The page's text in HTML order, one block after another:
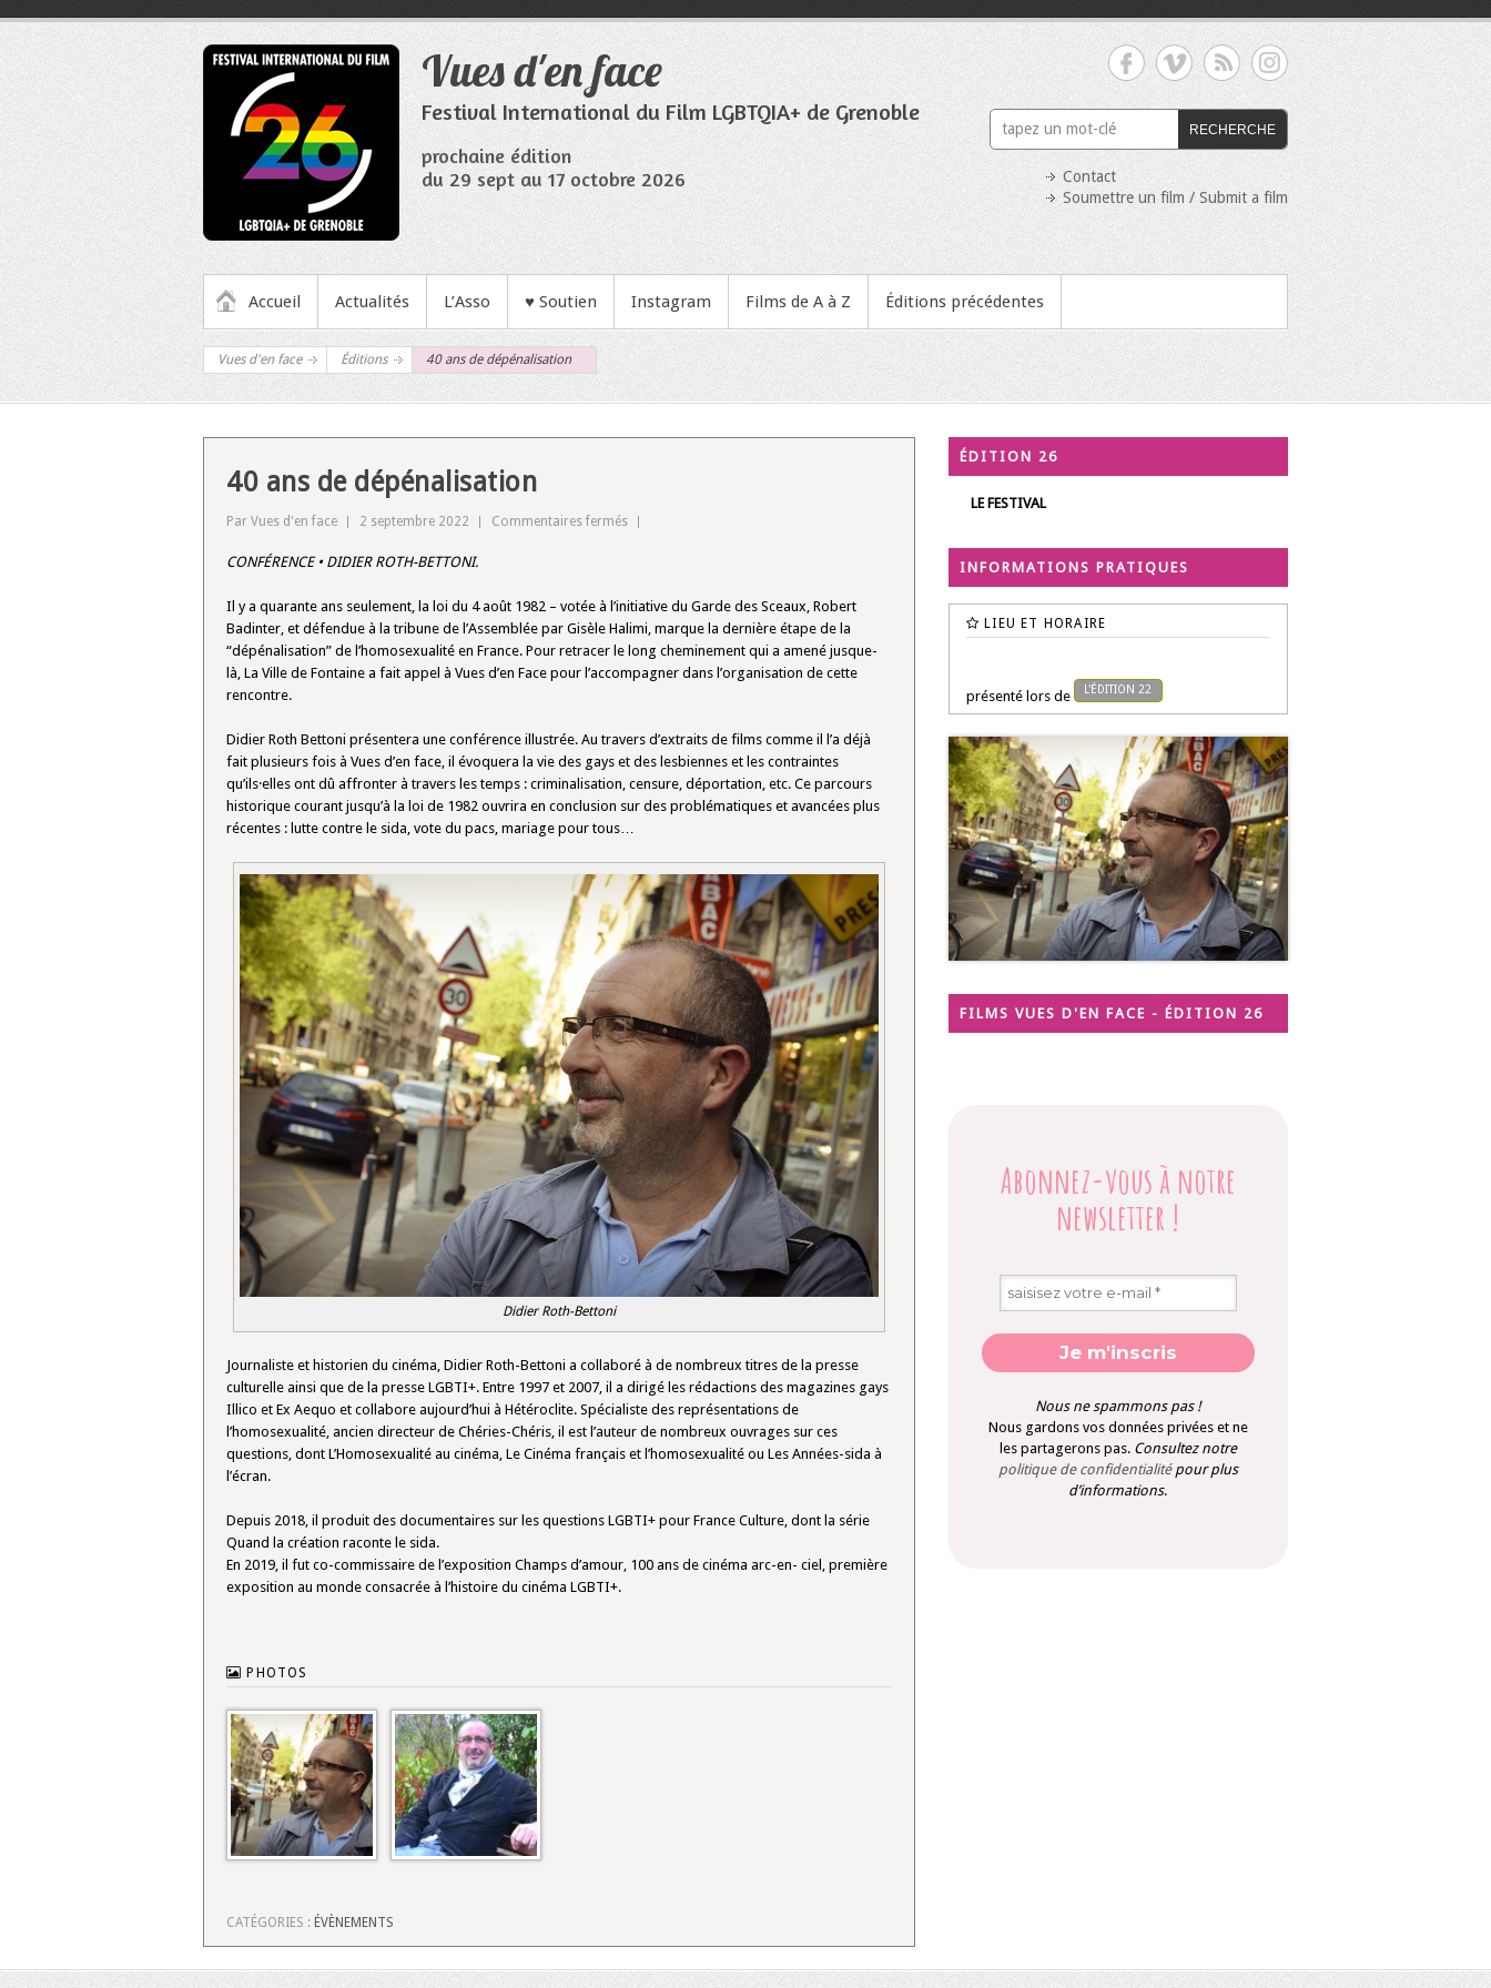
contenu
Vues d'en face
Festival International du Film LGBTQIA+ de Grenoble
prochaine édition
du 29 sept au 17 octobre 2026
RECHERCHE
Contact
Soumettre un film / Submit a film
MENU PRINCIPAL
Accueil Actualités L’Asso ♥ Soutien Instagram Films de A à Z Éditions précédentes
Vues d'en face Éditions 40 ans de dépénalisation
40 ans de dépénalisation
Par Vues d'en face 2 septembre 2022 Commentaires ferméssur
CONFÉRENCE • DIDIER ROTH-BETTONI.
Il y a quarante ans seulement, la loi du 4 août 1982 – votée à l’initiative du Garde des Sceaux, Robert
Badinter, et défendue à la tribune de l’Assemblée par Gisèle Halimi, marque la dernière étape de la
“dépénalisation” de l’homosexualité en France. Pour retracer le long cheminement qui a amené jusque-
là, La Ville de Fontaine a fait appel à Vues d’en Face pour l’accompagner dans l’organisation de cette
rencontre.
Didier Roth Bettoni présentera une conférence illustrée. Au travers d’extraits de films comme il l’a déjà
fait plusieurs fois à Vues d’en face, il évoquera la vie des gays et des lesbiennes et les contraintes
qu’ils·elles ont dû affronter à travers les temps : criminalisation, censure, déportation, etc. Ce parcours
historique courant jusqu’à la loi de 1982 ouvrira en conclusion sur des problématiques et avancées plus
récentes : lutte contre le sida, vote du pacs, mariage pour tous…
Didier Roth-Bettoni
Journaliste et historien du cinéma, Didier Roth-Bettoni a collaboré à de nombreux titres de la presse
culturelle ainsi que de la presse LGBTI+. Entre 1997 et 2007, il a dirigé les rédactions des magazines gays
Illico et Ex Aequo et collabore aujourd’hui à Hétéroclite. Spécialiste des représentations de
l’homosexualité, ancien directeur de Chéries-Chéris, il est l’auteur de nombreux ouvrages sur ces
questions, dont L’Homosexualité au cinéma, Le Cinéma français et l’homosexualité ou Les Années-sida à
l’écran.
Depuis 2018, il produit des documentaires sur les questions LGBTI+ pour France Culture, dont la série
Quand la création raconte le sida.
En 2019, il fut co-commissaire de l’exposition Champs d’amour, 100 ans de cinéma arc-en- ciel, première
exposition au monde consacrée à l’histoire du cinéma LGBTI+.
PHOTOS
CATÉGORIES : ÉVÈNEMENTS
ÉDITION 26
LE FESTIVAL
INFORMATIONS PRATIQUES
LIEU ET HORAIRE
présenté lors de L'ÉDITION 22
FILMS VUES D'EN FACE - ÉDITION 26
Abonnez-vous à notre
newsletter !
Nous ne spammons pas !
Nous gardons vos données privées et ne
les partagerons pas. Consultez notre
politique de confidentialité pour plus
d’informations.